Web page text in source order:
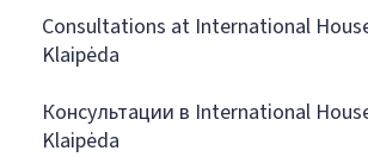
Consultations at International
Klaipėda
Консультации в International
Klaipėda